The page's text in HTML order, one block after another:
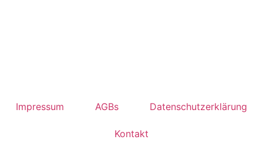
Impressum AGBs Datenschutzerklärung
Kontakt